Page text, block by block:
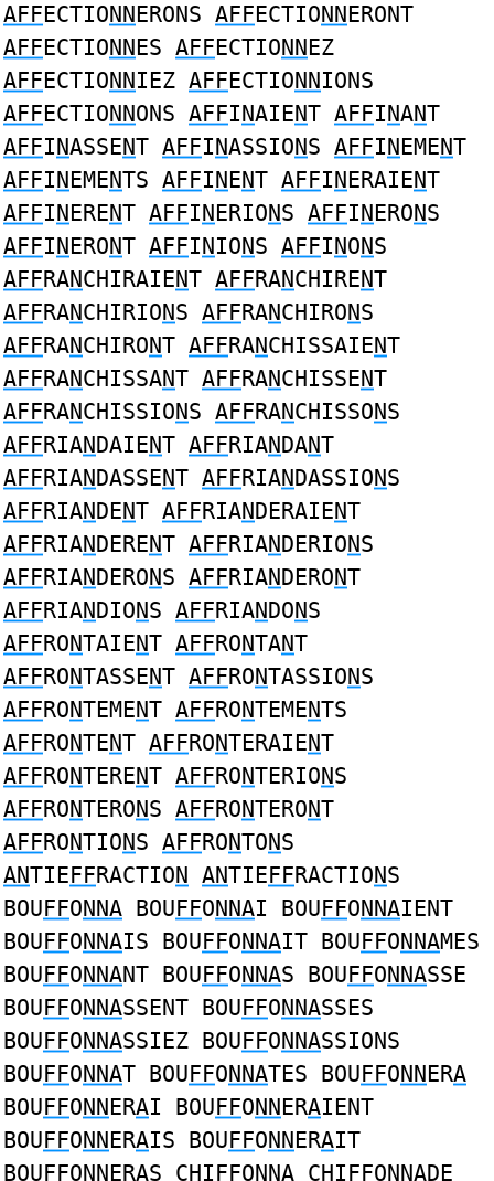
AFFECTIONNERONS AFFECTIONNERONT
AFFECTIONNES AFFECTIONNEZ
AFFECTIONNIEZ AFFECTIONNIONS
AFFECTIONNONS AFFINAIENT AFFINANT
AFFINASSENT AFFINASSIONS AFFINEMENT
AFFINEMENTS AFFINENT AFFINERAIENT
AFFINERENT AFFINERIONS AFFINERONS
AFFINERONT AFFINIONS AFFINONS
AFFRANCHIRAIENT AFFRANCHIRENT
AFFRANCHIRIONS AFFRANCHIRONS
AFFRANCHIRONT AFFRANCHISSAIENT
AFFRANCHISSANT AFFRANCHISSENT
AFFRANCHISSIONS AFFRANCHISSONS
AFFRIANDAIENT AFFRIANDANT
AFFRIANDASSENT AFFRIANDASSIONS
AFFRIANDENT AFFRIANDERAIENT
AFFRIANDERENT AFFRIANDERIONS
AFFRIANDERONS AFFRIANDERONT
AFFRIANDIONS AFFRIANDONS
AFFRONTAIENT AFFRONTANT
AFFRONTASSENT AFFRONTASSIONS
AFFRONTEMENT AFFRONTEMENTS
AFFRONTENT AFFRONTERAIENT
AFFRONTERENT AFFRONTERIONS
AFFRONTERONS AFFRONTERONT
AFFRONTIONS AFFRONTONS
ANTIEFFRACTION ANTIEFFRACTIONS
BOUFFONNA BOUFFONNAI BOUFFONNAIENT
BOUFFONNAIS BOUFFONNAIT BOUFFONNAMES
BOUFFONNANT BOUFFONNAS BOUFFONNASSE
BOUFFONNASSENT BOUFFONNASSES
BOUFFONNASSIEZ BOUFFONNASSIONS
BOUFFONNAT BOUFFONNATES BOUFFONNERA
BOUFFONNERAI BOUFFONNERAIENT
BOUFFONNERAIS BOUFFONNERAIT
BOUFFONNERAS CHIFFONNA CHIFFONNADE